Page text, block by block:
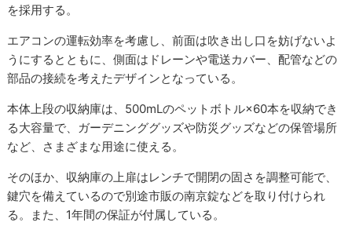
を採用する。
エアコンの運転効率を考慮し、前面は吹き出し口を妨げないよ
うにするとともに、側面はドレーンや電送カバー、配管などの
部品の接続を考えたデザインとなっている。
本体上段の収納庫は、500mLのペットボトル×60本を収納でき
る大容量で、ガーデニンググッズや防災グッズなどの保管場所
など、さまざまな用途に使える。
そのほか、収納庫の上扉はレンチで開閉の固さを調整可能で、
鍵穴を備えているので別途市販の南京錠などを取り付けられ
る。また、1年間の保証が付属している。